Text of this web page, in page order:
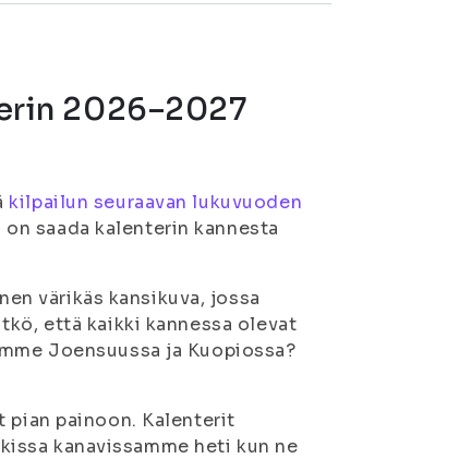
2026–2027
kilpailun seuraavan lukuvuoden
saada kalenterin kannesta
värikäs kansikuva, jossa
että kaikki kannessa olevat
Joensuussa ja Kuopiossa?
painoon. Kalenterit
kanavissamme heti kun ne